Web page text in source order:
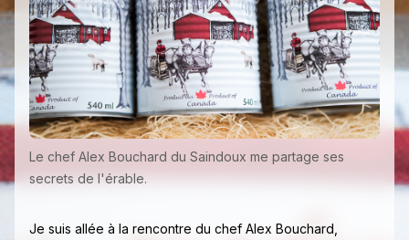
Le chef Alex Bouchard du Saindoux me partage ses
secrets de l'érable.
Je suis allée à la rencontre du chef Alex Bouchard,